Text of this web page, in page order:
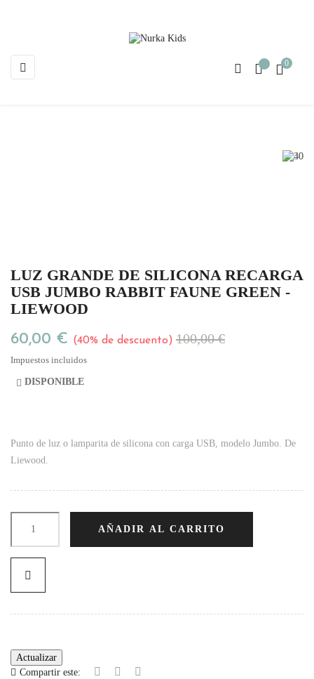
Navegación
de
☰ 0
LUZ GRANDE DE SILICONA RECARGA
USB JUMBO RABBIT FAUNE GREEN -
LIEWOOD
60,00 € 40% de descuento 100,00 €
Impuestos incluidos
 DISPONIBLE
Punto de luz o lamparita de silicona con carga USB, modelo Jumbo. De
Liewood.
AÑADIR AL CARRITO
Compartir este: